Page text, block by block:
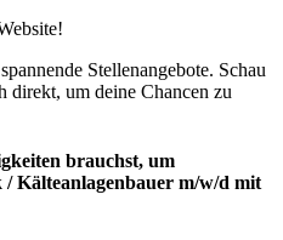
Stellenangebote. Schau
direkt, um deine Chancen zu
brauchst, um
Kälteanlagenbauer m/w/d mit